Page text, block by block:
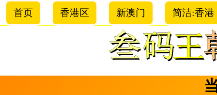
首页 香港区 新澳门 简洁:香港